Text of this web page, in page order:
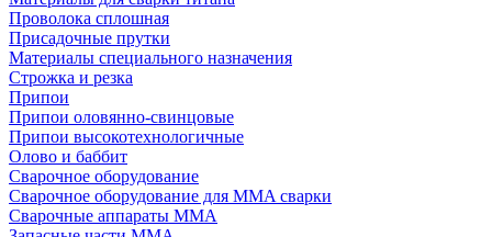
Проволока сплошная
Присадочные прутки
Материалы специального назначения
Строжка и резка
Припои
Припои оловянно-свинцовые
Припои высокотехнологичные
Олово и баббит
Сварочное оборудование
Сварочное оборудование для MMA сварки
Сварочные аппараты MMA